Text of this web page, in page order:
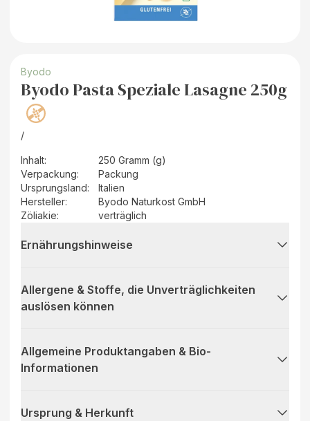
Byodo
Byodo Pasta Speziale Lasagne 250g
/
Inhalt:
250 Gramm (g)
Verpackung:
Packung
Ursprungsland:
Italien
Hersteller:
Byodo Naturkost GmbH
Zöliakie:
verträglich
Ernährungshinweise
Allergene & Stoffe, die Unverträglichkeiten
auslösen können
Allgemeine Produktangaben & Bio-
Informationen
Ursprung & Herkunft